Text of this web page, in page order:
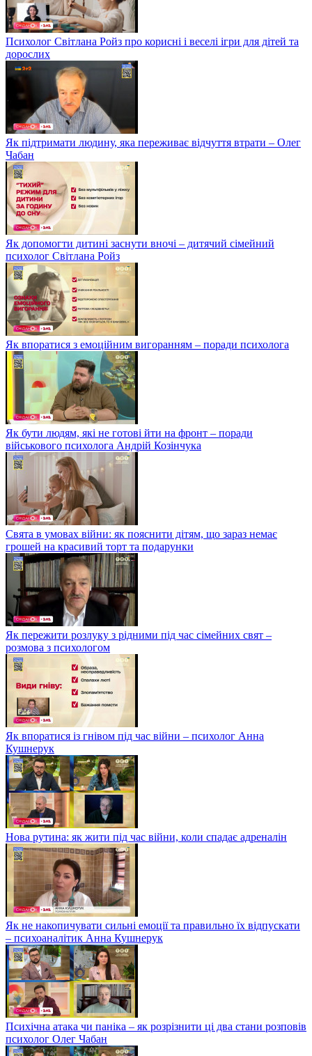
Психолог Світлана Ройз про корисні і веселі ігри для дітей та
дорослих
Як підтримати людину, яка переживає відчуття втрати – Олег
Чабан
Як допомогти дитині заснути вночі – дитячий сімейний
психолог Світлана Ройз
Як впоратися з емоційним вигоранням – поради психолога
Як бути людям, які не готові йти на фронт – поради
військового психолога Андрій Козінчука
Свята в умовах війни: як пояснити дітям, що зараз немає
грошей на красивий торт та подарунки
Як пережити розлуку з рідними під час сімейних свят –
розмова з психологом
Як впоратися із гнівом під час війни – психолог Анна
Кушнерук
Нова рутина: як жити під час війни, коли спадає адреналін
Як не накопичувати сильні емоції та правильно їх відпускати
– психоаналітик Анна Кушнерук
Психічна атака чи паніка – як розрізнити ці два стани розповів
психолог Олег Чабан